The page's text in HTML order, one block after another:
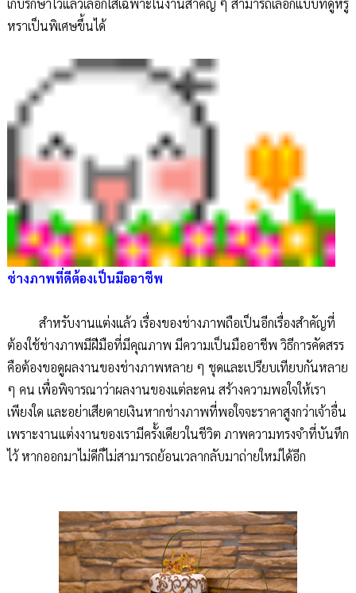
เก็บรักษาไว้แล้วเลือกใส่เฉพาะในงานสำคัญ ๆ สามารถเลือกแบบที่ดูหรู
หราเป็นพิเศษขึ้นได้
ช่างภาพที่ดีต้องเป็นมืออาชีพ
สำหรับงานแต่งแล้ว เรื่องของช่างภาพถือเป็นอีกเรื่องสำคัญที่
ต้องใช้ช่างภาพมีฝีมือที่มีคุณภาพ มีความเป็นมืออาชีพ วิธีการคัดสรร
คือต้องขอดูผลงานของช่างภาพหลาย ๆ ชุดและเปรียบเทียบกันหลาย
ๆ คน เพื่อพิจารณาว่าผลงานของแต่ละคน สร้างความพอใจให้เรา
เพียงใด และอย่าเสียดายเงินหากช่างภาพที่พอใจจะราคาสูงกว่าเจ้าอื่น
เพราะงานแต่งงานของเรามีครั้งเดียวในชีวิต ภาพความทรงจำที่บันทึก
ไว้ หากออกมาไม่ดีก็ไม่สามารถย้อนเวลากลับมาถ่ายใหม่ได้อีก